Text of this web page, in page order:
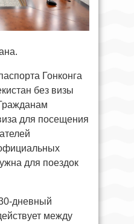
Гонконга
без визы
для посещения
для поездок
дневный
между